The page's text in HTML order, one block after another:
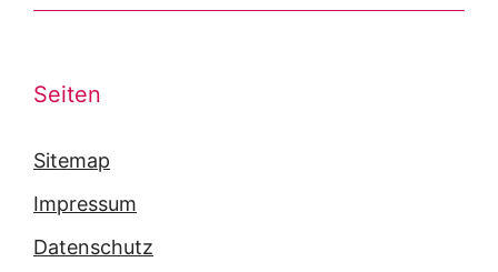
Seiten
Sitemap
Impressum
Datenschutz